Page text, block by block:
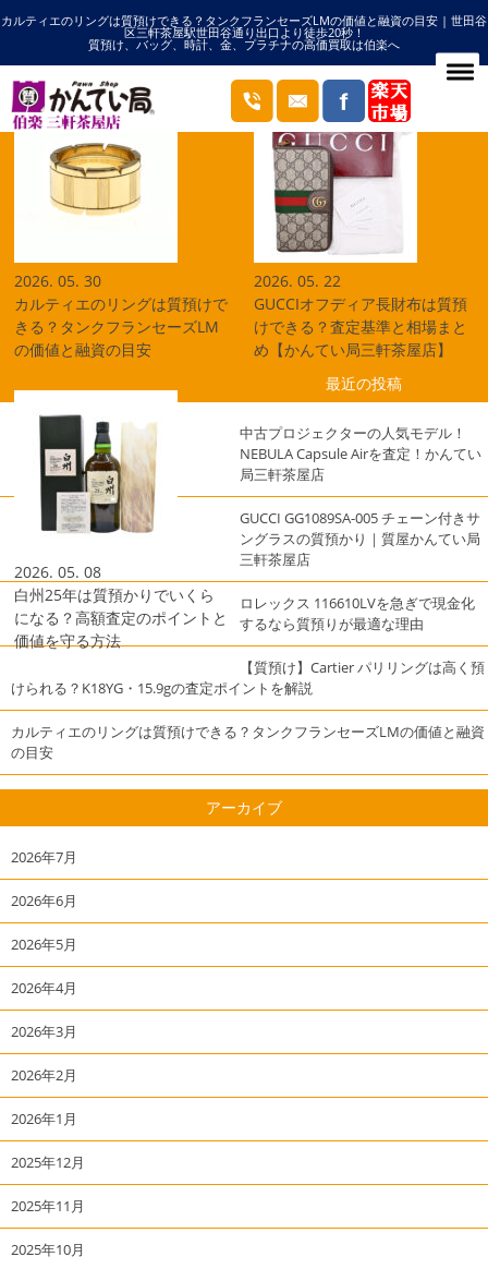
カルティエのリングは質預けできる？タンクフランセーズLMの価値と融資の目安 | 世田谷
区三軒茶屋駅世田谷通り出口より徒歩20秒！
質預け、バッグ、時計、金、プラチナの高価買取は伯楽へ
HOME 2026年05月の記事一覧
ブログ
2026. 05. 30
カルティエのリングは質預けで
きる？タンクフランセーズLM
の価値と融資の目安
2026. 05. 22
GUCCIオフディア長財布は質預
けできる？査定基準と相場まと
め【かんてい局三軒茶屋店】
2026. 05. 08
白州25年は質預かりでいくら
になる？高額査定のポイントと
価値を守る方法
最近の投稿
中古プロジェクターの人気モデル！
NEBULA Capsule Airを査定！かんてい
局三軒茶屋店
GUCCI GG1089SA-005 チェーン付きサ
ングラスの質預かり｜質屋かんてい局
三軒茶屋店
ロレックス 116610LVを急ぎで現金化
するなら質預りが最適な理由
【質預け】Cartier パリリングは高く預
けられる？K18YG・15.9gの査定ポイントを解説
カルティエのリングは質預けできる？タンクフランセーズLMの価値と融資
の目安
アーカイブ
2026年7月
2026年6月
2026年5月
2026年4月
2026年3月
2026年2月
2026年1月
2025年12月
2025年11月
2025年10月